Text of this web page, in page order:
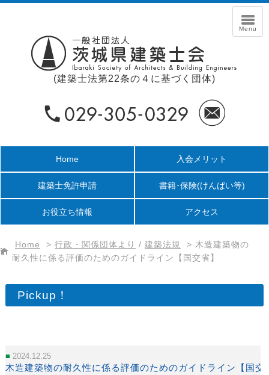
(建築士法第22条の４に基づく団体)
Home 入会メリット
建築士免許申請 書籍･保険(けんばい等)
お役立ち情報 アクセス
Home > 行政・関係団体より / 建築法規 > 木造建築物の
耐久性に係る評価のためのガイドライン【国交省】
Pickup！
2024.12.25
木造建築物の耐久性に係る評価のためのガイドライン【国交